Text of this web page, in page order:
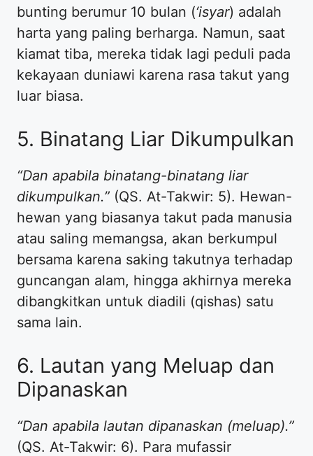
bunting berumur 10 bulan (‘isyar) adalah
harta yang paling berharga. Namun, saat
kiamat tiba, mereka tidak lagi peduli pada
kekayaan duniawi karena rasa takut yang
luar biasa.
5. Binatang Liar Dikumpulkan
“Dan apabila binatang-binatang liar
dikumpulkan.” (QS. At-Takwir: 5). Hewan-
hewan yang biasanya takut pada manusia
atau saling memangsa, akan berkumpul
bersama karena saking takutnya terhadap
guncangan alam, hingga akhirnya mereka
dibangkitkan untuk diadili (qishas) satu
sama lain.
6. Lautan yang Meluap dan
Dipanaskan
“Dan apabila lautan dipanaskan (meluap).”
(QS. At-Takwir: 6). Para mufassir